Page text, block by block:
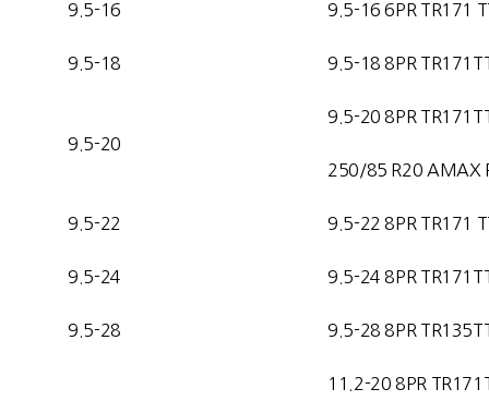
9.5-16 9.5-16 6PR TR171
9.5-18 9.5-18 8PR
9.5-20
9.5-20 8PR
250/85 R20 AMAX
9.5-22 9.5-22 8PR TR171
9.5-24 9.5-24 8PR
9.5-28 9.5-28 8PR
11.2-20 8PR